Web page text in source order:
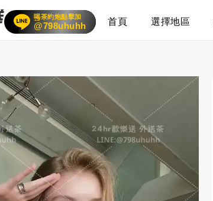
喝茶約炮點擊加
賴
24小時客服在線
@798uhuhh 首頁 選擇地區